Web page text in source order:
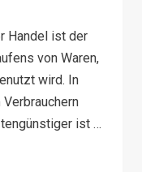
Handel ist der
von Waren,
wird. In
ist …